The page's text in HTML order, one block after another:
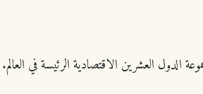
الدول العشرين الاقتصادية الرئيسة في العالم.